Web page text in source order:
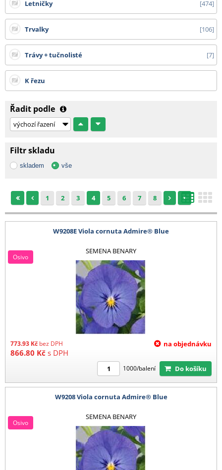
Letničky 474
Trvalky 106
Trávy + tučnolisté 7
K řezu
Řadit podle
Filtr skladu
skladem vše
1 2 3 4 5 6 7 8
W9208E Viola cornuta Admire® Blue
SEMENA BENARY
773.93 Kč bez DPH
866.80 Kč s DPH
Osivo
na objednávku
1000/balení Do košíku
W9208 Viola cornuta Admire® Blue
SEMENA BENARY
Osivo